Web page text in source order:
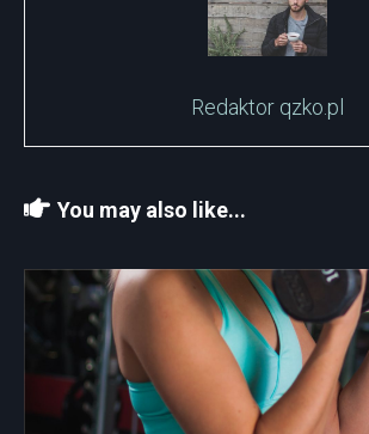
Redaktor qzko.pl
You may also like...